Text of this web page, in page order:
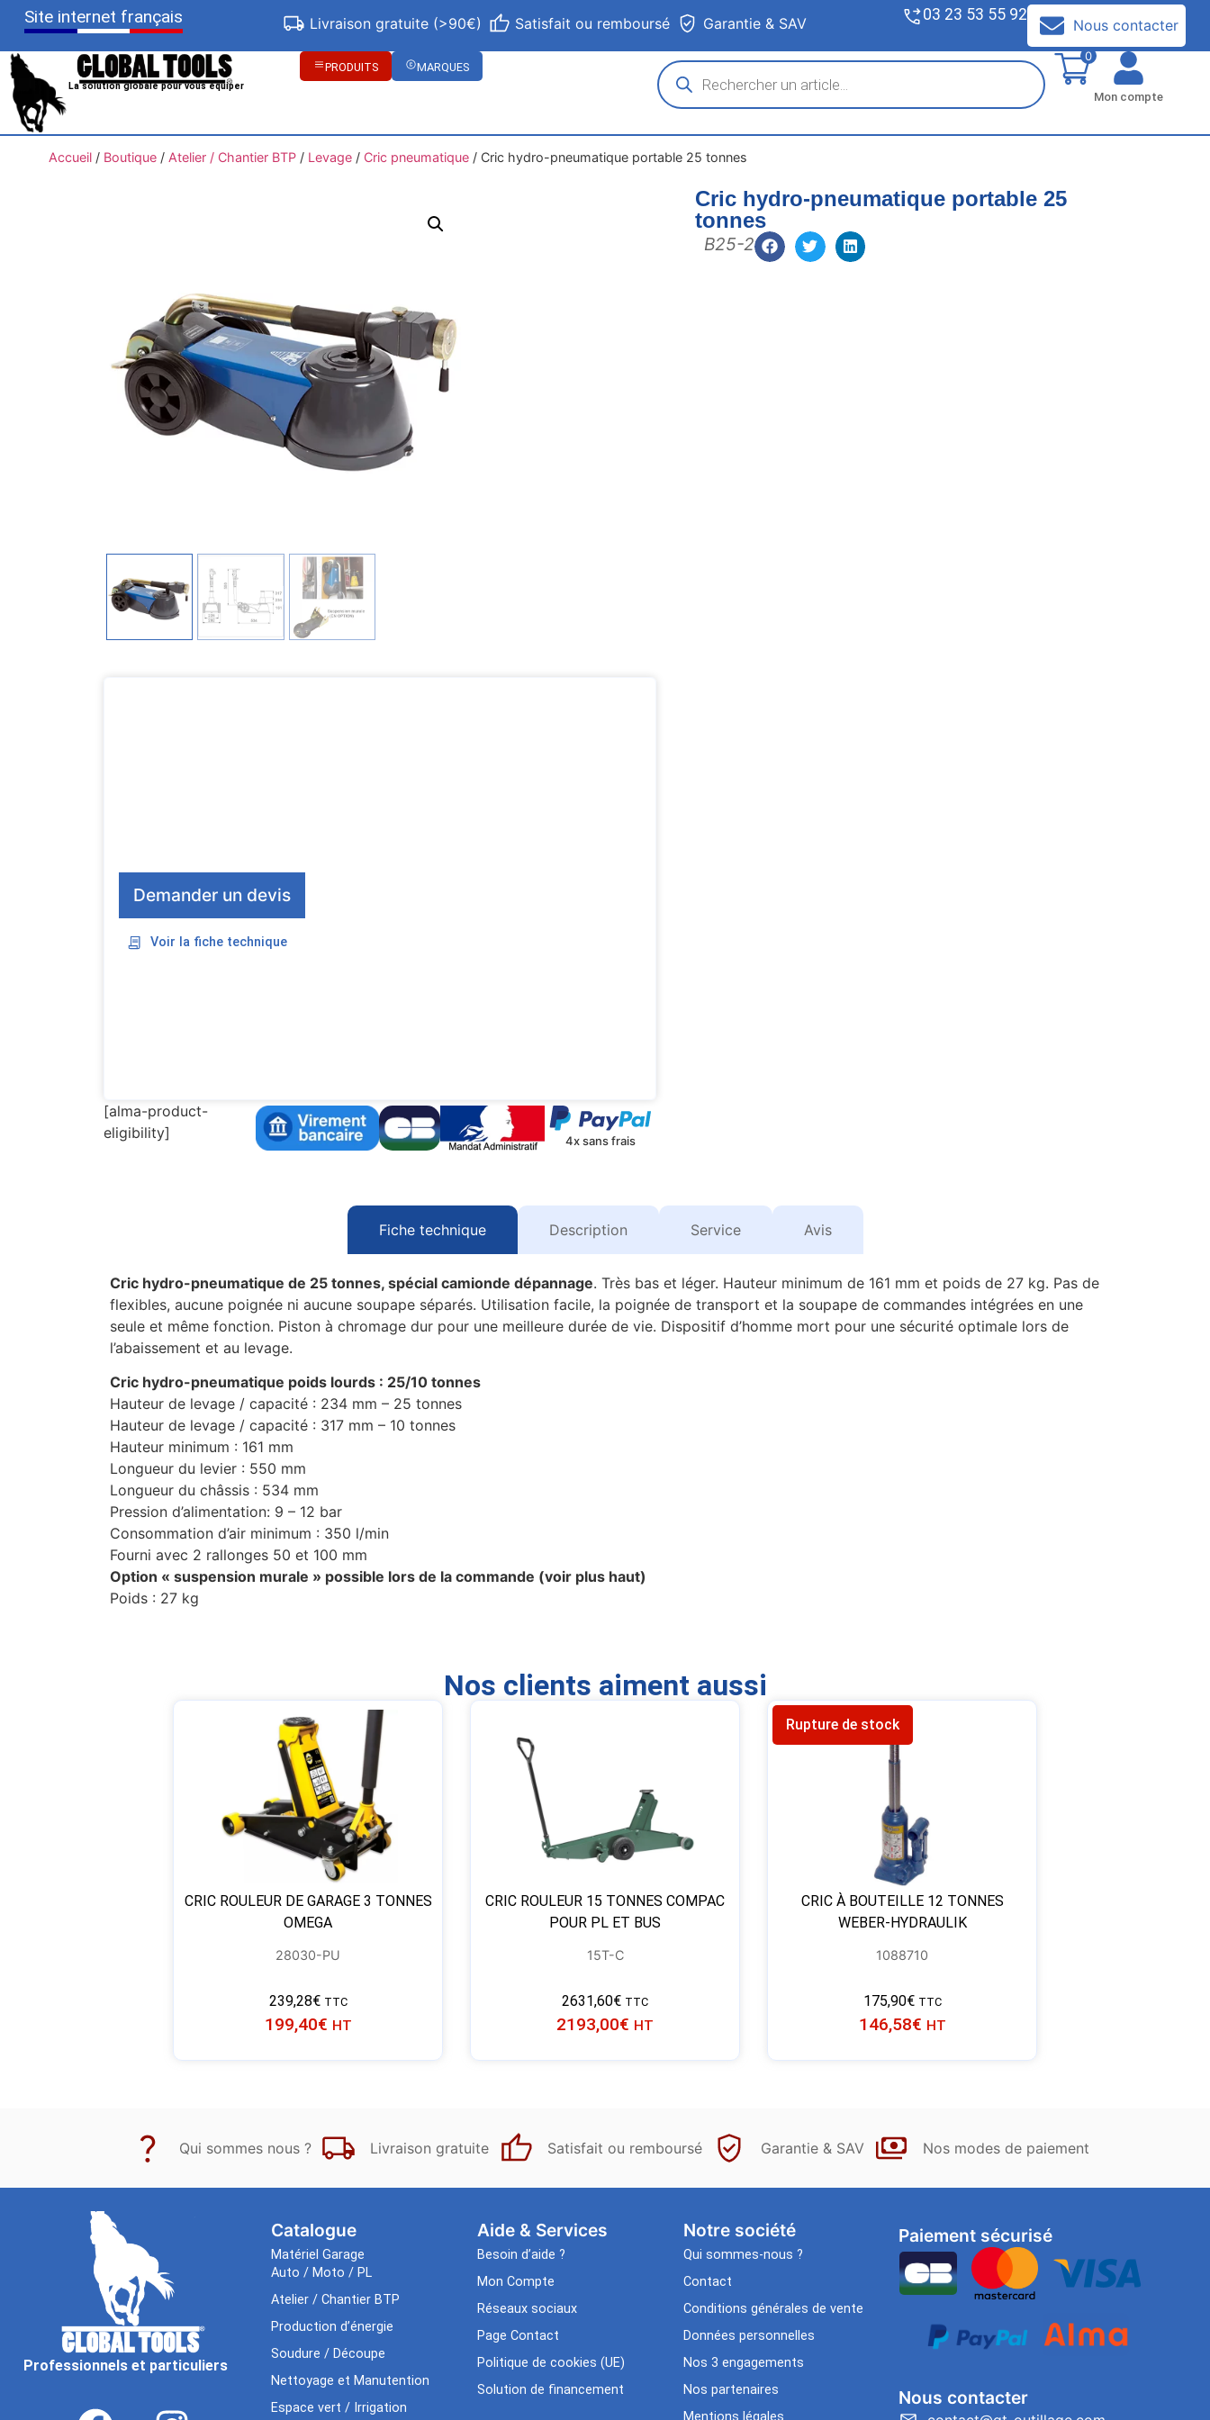
Site internet français Livraison gratuite (>90€) Satisfait ou remboursé Garantie & SAV 03 23 53 55 92
Nous contacter
La solution globale pour vous équiper
PRODUITS MARQUES
0
Mon compte
Accueil/ Boutique/ Atelier / Chantier BTP/ Levage/ Cric pneumatique/ Cric hydro-pneumatique portable 25 tonnes
Cric hydro-pneumatique portable 25
tonnes
B25-2
Demander un devis
Voir la fiche technique
[alma-product-
eligibility]
4x sans frais
Fiche technique Description Service Avis
Cric hydro-pneumatique de 25 tonnes, spécial camionde dépannage. Très bas et léger. Hauteur minimum de 161 mm et poids de 27 kg. Pas de
flexibles, aucune poignée ni aucune soupape séparés. Utilisation facile, la poignée de transport et la soupape de commandes intégrées en une
seule et même fonction. Piston à chromage dur pour une meilleure durée de vie. Dispositif d’homme mort pour une sécurité optimale lors de
l’abaissement et au levage.
Cric hydro-pneumatique poids lourds : 25/10 tonnes
Hauteur de levage / capacité : 234 mm – 25 tonnes
Hauteur de levage / capacité : 317 mm – 10 tonnes
Hauteur minimum : 161 mm
Longueur du levier : 550 mm
Longueur du châssis : 534 mm
Pression d’alimentation: 9 – 12 bar
Consommation d’air minimum : 350 l/min
Fourni avec 2 rallonges 50 et 100 mm
Option « suspension murale » possible lors de la commande (voir plus haut)
Poids : 27 kg
Nos clients aiment aussi
CRIC ROULEUR DE GARAGE 3 TONNES
OMEGA
28030-PU
239,28€ TTC
199,40€ HT
CRIC ROULEUR 15 TONNES COMPAC
POUR PL ET BUS
15T-C
2631,60€ TTC
2193,00€ HT
Rupture de stock
CRIC À BOUTEILLE 12 TONNES
WEBER-HYDRAULIK
1088710
175,90€ TTC
146,58€ HT
Qui sommes nous ? Livraison gratuite Satisfait ou remboursé Garantie & SAV Nos modes de paiement
Professionnels et particuliers
Catalogue
Matériel Garage
Auto / Moto / PL
Atelier / Chantier BTP
Production d’énergie
Soudure / Découpe
Nettoyage et Manutention
Espace vert / Irrigation
Aide & Services​
Besoin d’aide ?
Mon Compte
Réseaux sociaux
Page Contact
Politique de cookies (UE)
Solution de financement
Notre société
Qui sommes-nous ?
Contact
Conditions générales de vente
Données personnelles
Nos 3 engagements
Nos partenaires
Paiement sécurisé
Nous contacter